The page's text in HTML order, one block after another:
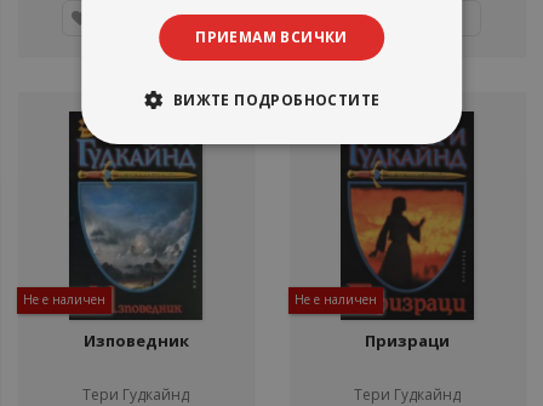
Детайли
Не е наличен
Изповедник
Тери Гудкайнд
Не е наличен
Призраци
Тери Гудкайнд
ПРИЕМАМ ВСИЧКИ
ВИЖТЕ ПОДРОБНОСТИТЕ